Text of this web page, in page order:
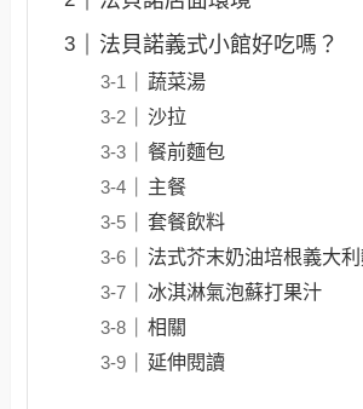
法貝諾義式小館好吃嗎？
蔬菜湯
沙拉
餐前麵包
主餐
套餐飲料
法式芥末奶油培根義大
冰淇淋氣泡蘇打果汁
相關
延伸閱讀